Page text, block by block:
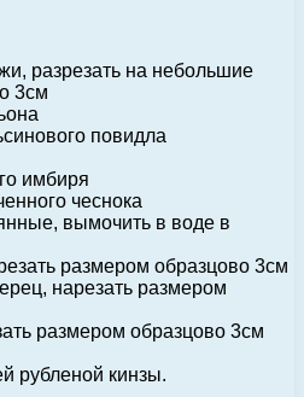
разрезать на небольшие
3см
повидла
имбиря
чеснока
вымочить в воде в
размером образцово 3см
нарезать размером
размером образцово 3см
рубленой кинзы.